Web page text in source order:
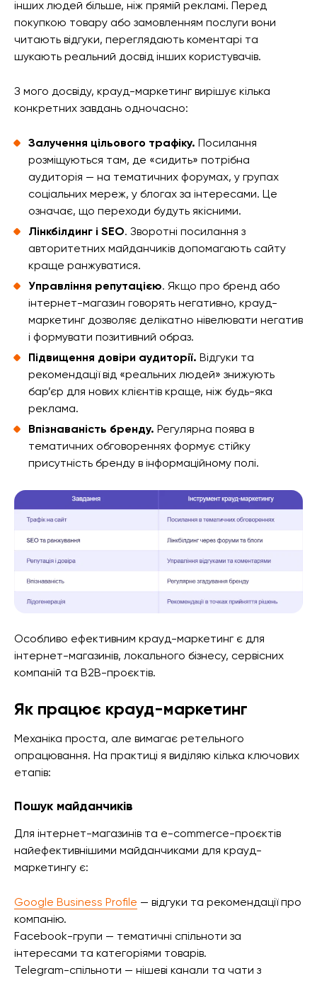
інших людей більше, ніж прямій рекламі. Перед
покупкою товару або замовленням послуги вони
читають відгуки, переглядають коментарі та
шукають реальний досвід інших користувачів.
З мого досвіду, крауд-маркетинг вирішує кілька
конкретних завдань одночасно:
Залучення цільового трафіку. Посилання
розміщуються там, де «сидить» потрібна
аудиторія — на тематичних форумах, у групах
соціальних мереж, у блогах за інтересами. Це
означає, що переходи будуть якісними.
Лінкбілдинг і SEO. Зворотні посилання з
авторитетних майданчиків допомагають сайту
краще ранжуватися.
Управління репутацією. Якщо про бренд або
інтернет-магазин говорять негативно, крауд-
маркетинг дозволяє делікатно нівелювати негатив
і формувати позитивний образ.
Підвищення довіри аудиторії. Відгуки та
рекомендації від «реальних людей» знижують
бар’єр для нових клієнтів краще, ніж будь-яка
реклама.
Впізнаваність бренду. Регулярна поява в
тематичних обговореннях формує стійку
присутність бренду в інформаційному полі.
Особливо ефективним крауд-маркетинг є для
інтернет-магазинів, локального бізнесу, сервісних
компаній та B2B-проєктів.
Як працює крауд-маркетинг
Механіка проста, але вимагає ретельного
опрацювання. На практиці я виділяю кілька ключових
етапів:
Пошук майданчиків
Для інтернет-магазинів та e-commerce-проєктів
найефективнішими майданчиками для крауд-
маркетингу є:
Google Business Profile — відгуки та рекомендації про
компанію.
Facebook-групи — тематичні спільноти за
інтересами та категоріями товарів.
Telegram-спільноти — нішеві канали та чати з